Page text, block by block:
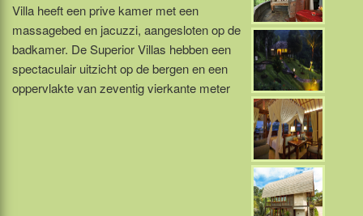
Villa heeft een prive kamer met een
massagebed en jacuzzi, aangesloten op de
badkamer. De Superior Villas hebben een
spectaculair uitzicht op de bergen en een
oppervlakte van zeventig vierkante meter